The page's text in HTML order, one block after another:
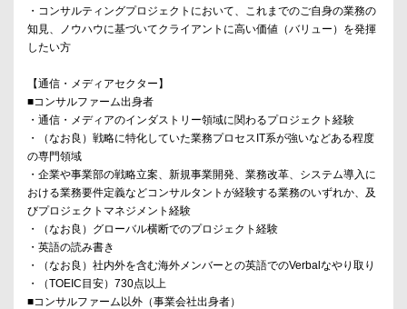
・コンサルティングプロジェクトにおいて、これまでのご自身の業務の
知見、ノウハウに基づいてクライアントに高い価値（バリュー）を発揮
したい方
【通信・メディアセクター】
■コンサルファーム出身者
・通信・メディアのインダストリー領域に関わるプロジェクト経験
・（なお良）戦略に特化していた業務プロセスIT系が強いなどある程度
の専門領域
・企業や事業部の戦略立案、新規事業開発、業務改革、システム導入に
おける業務要件定義などコンサルタントが経験する業務のいずれか、及
びプロジェクトマネジメント経験
・（なお良）グローバル横断でのプロジェクト経験
・英語の読み書き
・（なお良）社内外を含む海外メンバーとの英語でのVerbalなやり取り
・（TOEIC目安）730点以上
■コンサルファーム以外（事業会社出身者）